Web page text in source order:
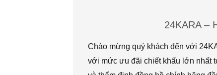
24KARA –
Chào mừng quý khách đến với
với mức ưu đãi chiết khấu lớn nhất